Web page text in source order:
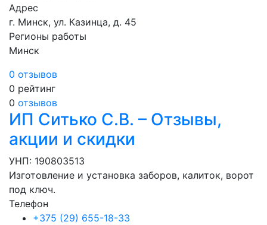
Адрес
г. Минск, ул. Казинца, д. 45
Регионы работы
Минск
0 отзывов
0 рейтинг
0 отзывов
ИП Ситько С.В. – Отзывы,
акции и скидки
УНП: 190803513
Изготовление и установка заборов, калиток, ворот
под ключ.
Телефон
+375 (29) 655-18-33